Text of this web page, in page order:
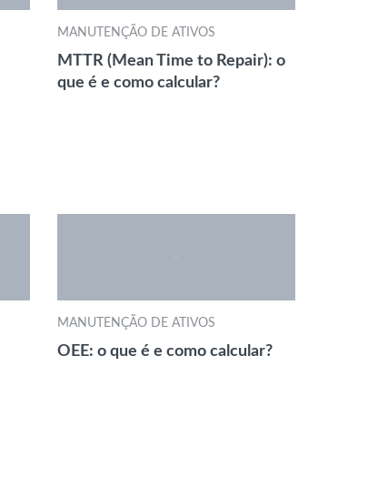
MANUTENÇÃO DE ATIVOS
MTTR (Mean Time to Repair): o
que é e como calcular?
MANUTENÇÃO DE ATIVOS
OEE: o que é e como calcular?